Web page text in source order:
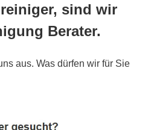
sind wir
Berater.
aus. Was dürfen wir für Sie